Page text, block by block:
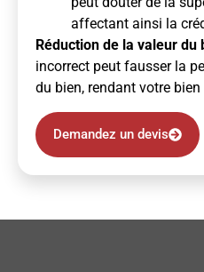
affectant ainsi la
Réduction de la valeur du
incorrect peut fausser la
du bien, rendant votre
Demandez un devis